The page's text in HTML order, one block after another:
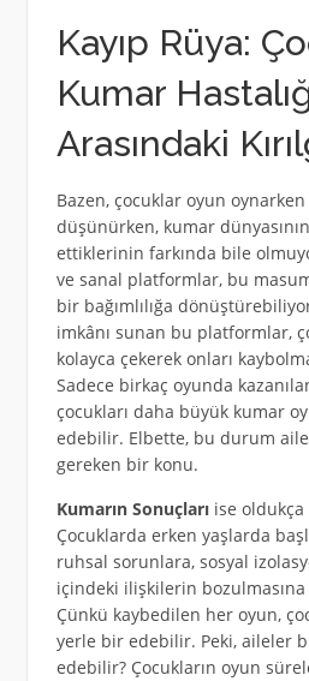
Kayıp Rüya:
Kumar
Arasındaki
Bazen, çocuklar oyun
düşünürken, kumar dünyasının
ettiklerinin farkında bile
ve sanal platformlar, bu
bir bağımlılığa
imkânı sunan bu platformlar,
kolayca çekerek onları
Sadece birkaç oyunda
çocukları daha büyük kumar
edebilir. Elbette, bu durum
gereken bir konu.
Kumarın Sonuçlarıise oldukça
Çocuklarda erken yaşlarda
ruhsal sorunlara, sosyal
içindeki ilişkilerin
Çünkü kaybedilen her oyun,
yerle bir edebilir. Peki, aileler
edebilir? Çocukların oyun